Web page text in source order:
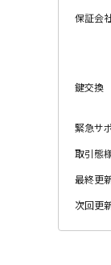
保証会
鍵交換
緊急サ
取引態
最終更
次回更